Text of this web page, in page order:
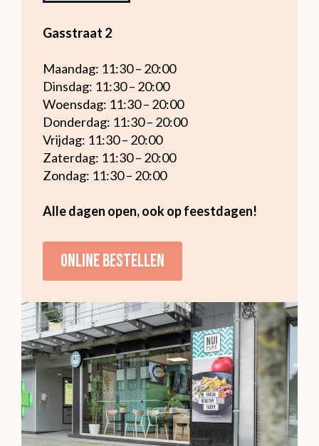
Gasstraat 2
Maandag: 11:30 – 20:00
Dinsdag: 11:30 – 20:00
Woensdag: 11:30 – 20:00
Donderdag: 11:30 – 20:00
Vrijdag: 11:30 – 20:00
Zaterdag: 11:30 – 20:00
Zondag: 11:30 – 20:00
Alle dagen open, ook op feestdagen!
Online bestellen